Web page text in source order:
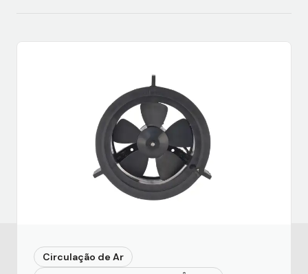
Circulação de Ar